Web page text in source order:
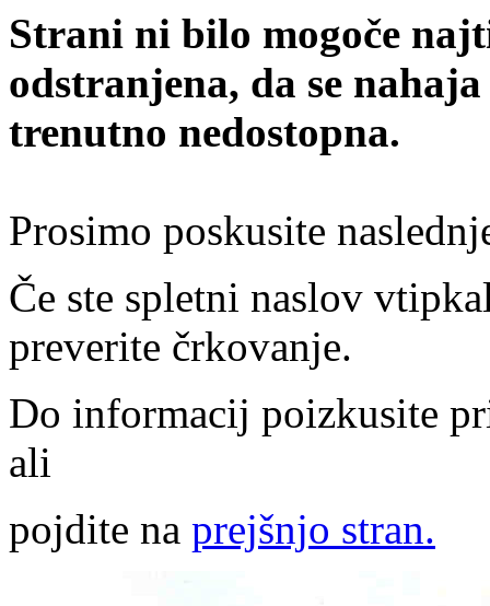
Strani ni bilo mogoče
odstranjena, da se
trenutno nedostopna.
Prosimo poskusite
Če ste spletni naslov
preverite črkovanje.
Do informacij poizkusite
ali
pojdite na prejšnjo stran.